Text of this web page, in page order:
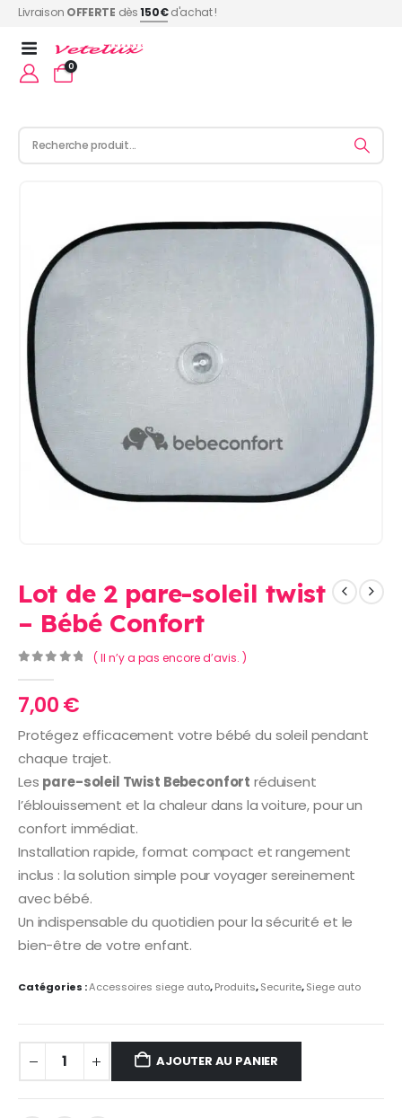
Livraison OFFERTE dès150€d'achat !
0
Lot de 2 pare-soleil twist
– Bébé Confort
( Il n’y a pas encore d’avis. )
7,00€
Protégez efficacement votre bébé du soleil pendant
chaque trajet.
Les pare-soleil Twist Bebeconfort réduisent
l’éblouissement et la chaleur dans la voiture, pour un
confort immédiat.
Installation rapide, format compact et rangement
inclus : la solution simple pour voyager sereinement
avec bébé.
Un indispensable du quotidien pour la sécurité et le
bien-être de votre enfant.
Catégories :Accessoires siege auto,Produits,Securite,Siege auto
AJOUTER AU PANIER